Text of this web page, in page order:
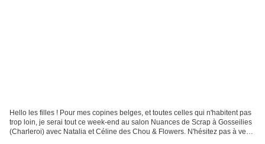
Hello les filles ! Pour mes copines belges, et toutes celles qui n'habitent pas
trop loin, je serai tout ce week-end au salon Nuances de Scrap à Gosseilies
(Charleroi) avec Natalia et Céline des Chou & Flowers. N'hésitez pas à venir